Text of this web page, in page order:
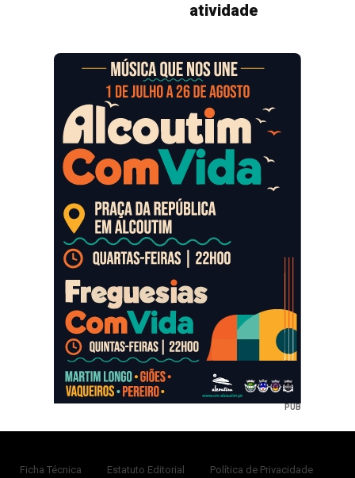
atividade
PUB
Ficha Técnica Estatuto Editorial Política de Privacidade